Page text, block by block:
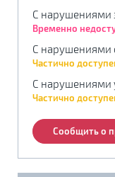
С нарушениями
Временно
С нарушениями
Частично
С нарушениями
Частично
Сообщить о